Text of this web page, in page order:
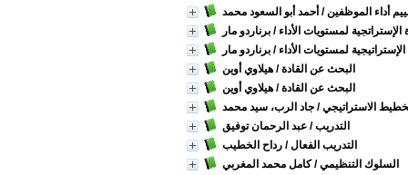
أداء الموظفين/ أحمد أبو السعود محمد
الإستراتجية لمستويات الأداء / برناردو مار
الإستراتيجية لمستويات الأداء / برناردو مار
البحث عن القادة/ هيلاوي أوين
البحث عن القادة/ هيلاوي أوين
الاستراتيجي/ جاد الرب، سيد محمد
التدريب/ عبد الرحمان توفيق
التدريب الفعال/ رداح الخطيب
السلوك التنظيمي/ كامل محمد المغربي